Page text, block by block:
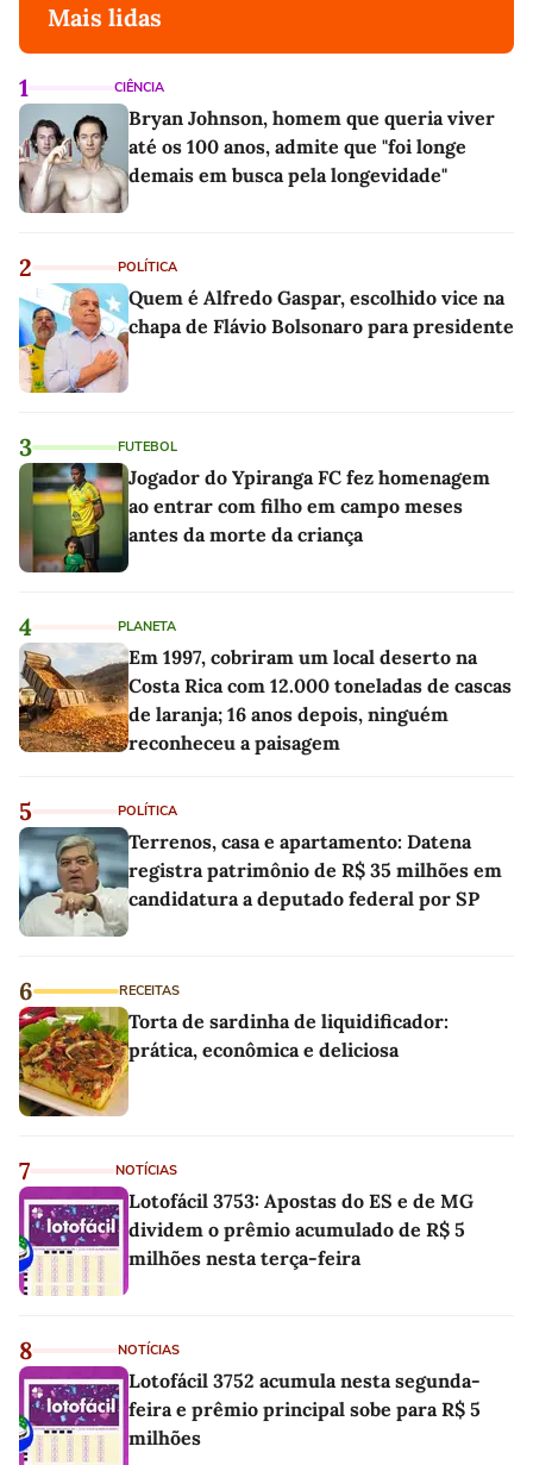
Mais lidas
1 CIÊNCIA
Bryan Johnson, homem que queria viver
até os 100 anos, admite que "foi longe
demais em busca pela longevidade"
2 POLÍTICA
Quem é Alfredo Gaspar, escolhido vice na
chapa de Flávio Bolsonaro para presidente
3 FUTEBOL
Jogador do Ypiranga FC fez homenagem
ao entrar com filho em campo meses
antes da morte da criança
4 PLANETA
Em 1997, cobriram um local deserto na
Costa Rica com 12.000 toneladas de cascas
de laranja; 16 anos depois, ninguém
reconheceu a paisagem
5 POLÍTICA
Terrenos, casa e apartamento: Datena
registra patrimônio de R$ 35 milhões em
candidatura a deputado federal por SP
6 RECEITAS
Torta de sardinha de liquidificador:
prática, econômica e deliciosa
7 NOTÍCIAS
Lotofácil 3753: Apostas do ES e de MG
dividem o prêmio acumulado de R$ 5
milhões nesta terça-feira
8 NOTÍCIAS
Lotofácil 3752 acumula nesta segunda-
feira e prêmio principal sobe para R$ 5
milhões